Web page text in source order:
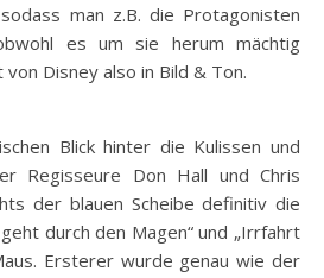
man z.B. die Protagonisten
es um sie herum mächtig
Disney also in Bild & Ton.
Blick hinter die Kulissen und
Regisseure Don Hall und Chris
der blauen Scheibe definitiv die
durch den Magen“ und „Irrfahrt
Ersterer wurde genau wie der